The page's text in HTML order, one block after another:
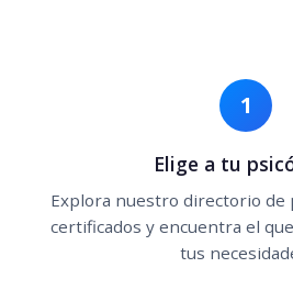
1
Elige a tu
Explora nuestro directorio de
certificados y encuentra el
tus